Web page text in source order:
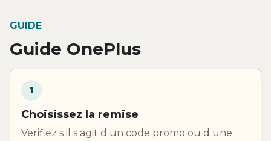
GUIDE
Guide OnePlus
1
Choisissez la remise
Verifiez s il s agit d un code promo ou d une